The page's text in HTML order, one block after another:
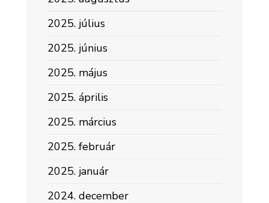
2025. július
2025. június
2025. május
2025. április
2025. március
2025. február
2025. január
2024. december